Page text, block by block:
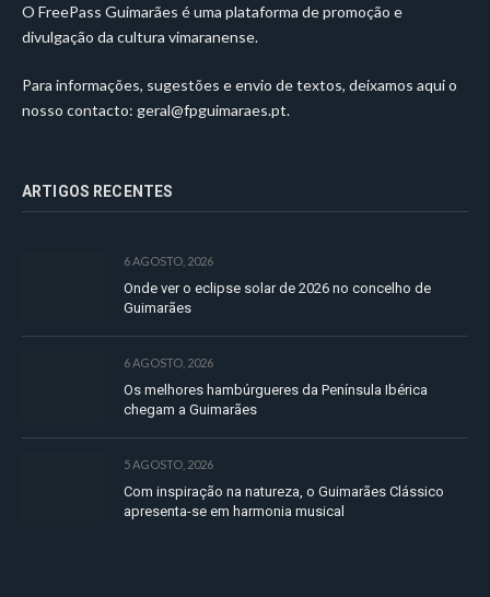
O FreePass Guimarães é uma plataforma de promoção e
divulgação da cultura vimaranense.
Para informações, sugestões e envio de textos, deixamos aqui o
nosso contacto: geral@fpguimaraes.pt.
ARTIGOS RECENTES
6 AGOSTO, 2026
Onde ver o eclipse solar de 2026 no concelho de
Guimarães
6 AGOSTO, 2026
Os melhores hambúrgueres da Península Ibérica
chegam a Guimarães
5 AGOSTO, 2026
Com inspiração na natureza, o Guimarães Clássico
apresenta-se em harmonia musical